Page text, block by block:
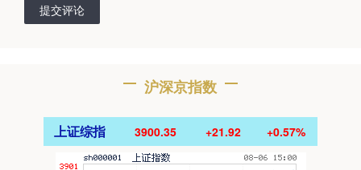
提交评论
沪深京指数
上证综指 3900.35 +21.92 +0.57%